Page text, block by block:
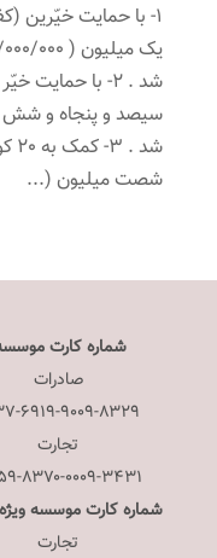
1- با حمایت خیّرین
شصت میلیون (...
شماره کارت
صادرات
۶۰۳۷-۶۹۱۹-۹۰۰۹-
تجارت
۵۸۵۹-۸۳۷۰-۰۰۰۹-
شماره کارت موسسه
تجارت